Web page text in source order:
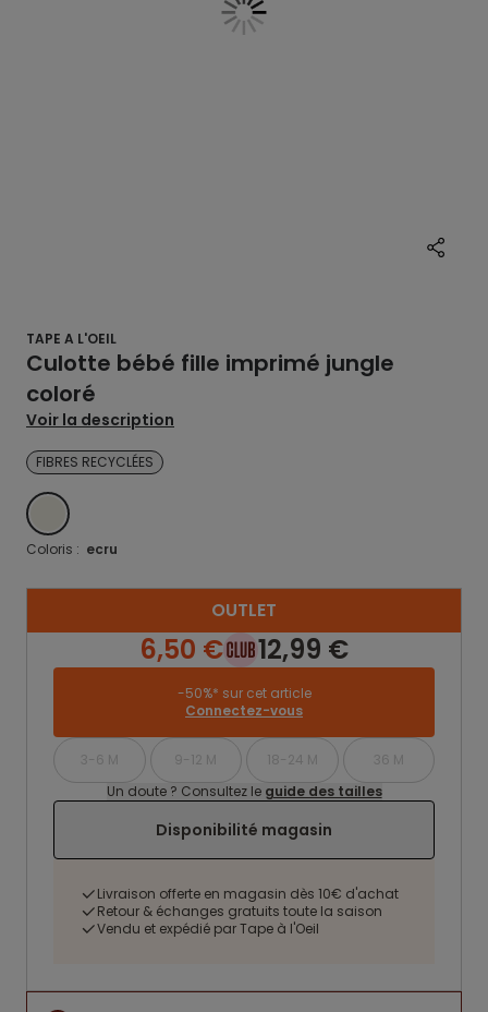
TAPE A L'OEIL
Culotte bébé fille imprimé jungle
coloré
Voir la description
FIBRES RECYCLÉES
ECRU
Coloris : ecru
OUTLET
6,50 € 12,99 €
-50%* sur cet article
Connectez-vous
3-6 M 9-12 M 18-24 M
36 M
Un doute ? Consultez le guide des tailles
Disponibilité magasin
Livraison offerte en magasin dès 10€ d'achat
Retour & échanges gratuits toute la saison
Vendu et expédié par Tape à l'Oeil